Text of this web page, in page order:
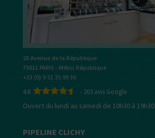
20 Avenue de la République
75011 PARIS - Métro République
+33 (0) 9 51 35 99 36
4.8 - 203 avis Google
Ouvert du lundi au samedi de 10h30 à 19h30
PIPELINE CLICHY